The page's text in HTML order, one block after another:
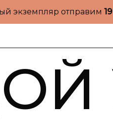
экземпляр отправим